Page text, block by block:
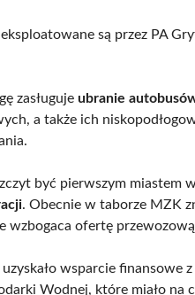
są przez PA
zasługuje ubranie
a także ich
być pierwszym miastem
. Obecnie w taborze MZK
wzbogaca ofertę
wsparcie finansowe
Wodnej, które miało na